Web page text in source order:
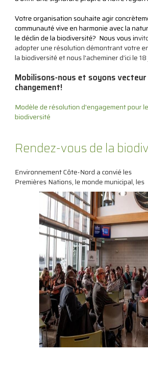
Votre organisation souhaite agir
communauté vive en harmonie avec la
le déclin de la biodiversité? Nous vous in
adopter une résolution démontrant votre
la biodiversité et nous l'acheminer d’ici le
Mobilisons-nous et soyons vecteur
changement!
Modèle de résolution d'engagement pour
biodiversité
Rendez-vous de la
Environnement Côte-Nord a convié les
Premières Nations, le monde municipal, les